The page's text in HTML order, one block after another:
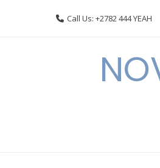
Call Us: +2782 444 YEAH